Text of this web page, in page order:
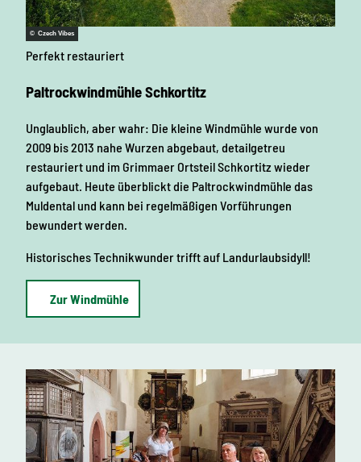
© Czech Vibes
Perfekt restauriert
Paltrockwindmühle Schkortitz
Unglaublich, aber wahr: Die kleine Windmühle wurde von
2009 bis 2013 nahe Wurzen abgebaut, detailgetreu
restauriert und im Grimmaer Ortsteil Schkortitz wieder
aufgebaut. Heute überblickt die Paltrockwindmühle das
Muldental und kann bei regelmäßigen Vorführungen
bewundert werden.
Historisches Technikwunder trifft auf Landurlaubsidyll!
Zur Windmühle